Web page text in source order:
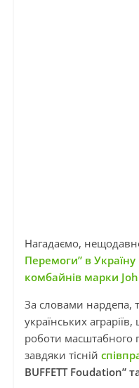
Нагадаємо,
Перемоги” в
комбайнів марки
За словами нардепа,
українських
роботи масштабного
завдяки тісній
BUFFETT